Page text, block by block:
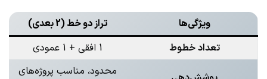
ویژگی‌ها
تراز دو خط (2 بعدی)
تعداد خطوط
1 افقی + 1 عمودی
محدود، مناسب پروژه‌های